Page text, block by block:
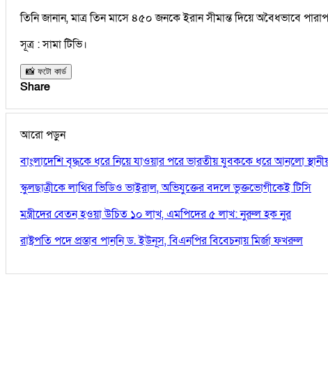
তিনি জানান, মাত্র তিন মাসে ৪৫০ জনকে ইরান সীমান্ত দিয়ে অবৈধভাবে
সূত্র : সামা টিভি।
📸 ফটো কার্ড
Share
আরো পড়ুন
বাংলাদেশি বৃদ্ধকে ধরে নিয়ে যাওয়ার পরে ভারতীয় যুবককে ধরে আনলো
স্কুলছাত্রীকে লাথির ভিডিও ভাইরাল, অভিযুক্তের বদলে ভুক্তভোগীকেই টিসি
মন্ত্রীদের বেতন হওয়া উচিত ১০ লাখ, এমপিদের ৫ লাখ: নুরুল হক নুর
রাষ্ট্রপতি পদে প্রস্তাব পাননি ড. ইউনূস, বিএনপির বিবেচনায় মির্জা ফখরুল